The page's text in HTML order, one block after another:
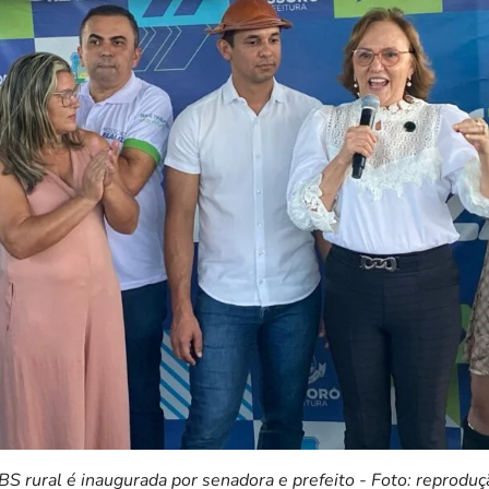
rural é inaugurada por senadora e prefeito - Foto: